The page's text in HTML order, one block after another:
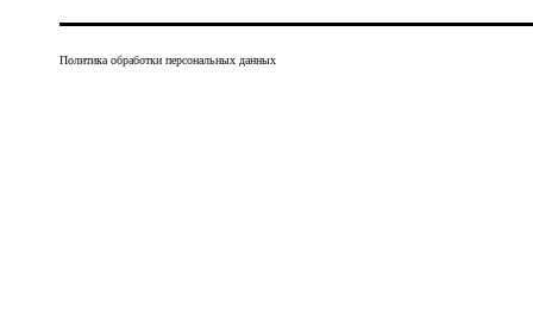
Политика обработки персональных данных